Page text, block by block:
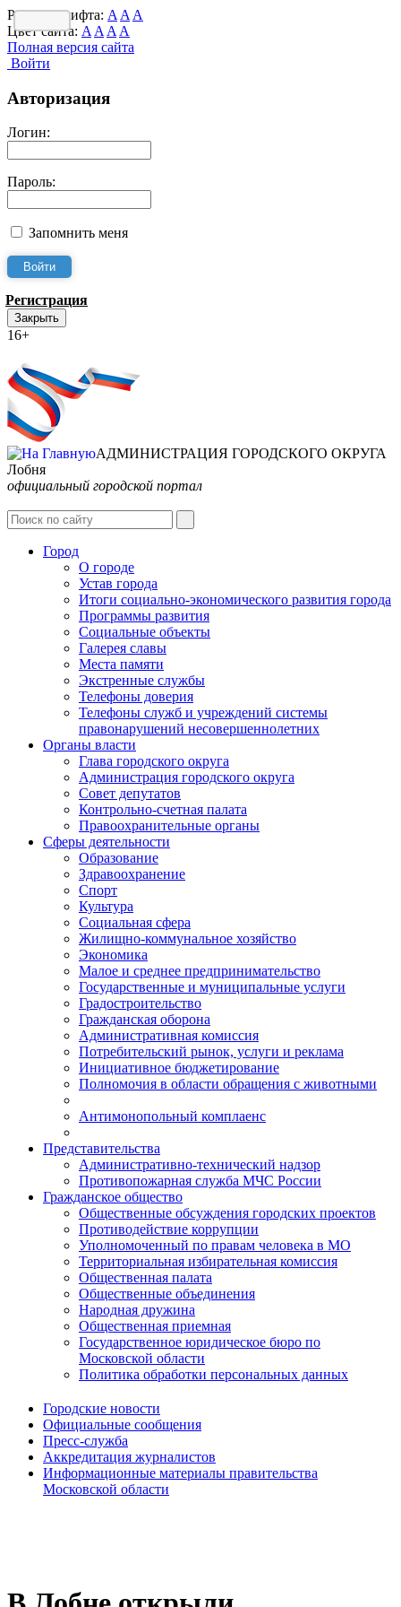
Размер шрифта: A A A
Цвет сайта: A A A A
Полная версия сайта
Войти
Авторизация
Логин:
Пароль:
Запомнить меня
Регистрация
Закрыть
16+
АДМИНИСТРАЦИЯ ГОРОДСКОГО ОКРУГА
Лобня
официальный городской портал
Город
О городе
Устав города
Итоги социально-экономического развития города
Программы развития
Социальные объекты
Галерея славы
Места памяти
Экстренные службы
Телефоны доверия
Телефоны служб и учреждений системы
правонарушений несовершеннолетних
Органы власти
Глава городского округа
Администрация городcкого округа
Совет депутатов
Контрольно-счетная палата
Правоохранительные органы
Сферы деятельности
Образование
Здравоохранение
Спорт
Культура
Социальная сфера
Жилищно-коммунальное хозяйство
Экономика
Малое и среднее предпринимательство
Государственные и муниципальные услуги
Градостроительство
Гражданская оборона
Административная комиссия
Потребительский рынок, услуги и реклама
Инициативное бюджетирование
Полномочия в области обращения с животными
Антимонопольный комплаенс
Представительства
Административно-технический надзор
Противопожарная служба МЧС России
Гражданское общество
Общественные обсуждения городских проектов
Противодействие коррупции
Уполномоченный по правам человека в МО
Территориальная избирательная комиссия
Общественная палата
Общественные объединения
Народная дружина
Общественная приемная
Государственное юридическое бюро по
Московской области
Политика обработки персональных данных
Городские новости
Официальные сообщения
Пресс-служба
Аккредитация журналистов
Информационные материалы правительства
Московской области